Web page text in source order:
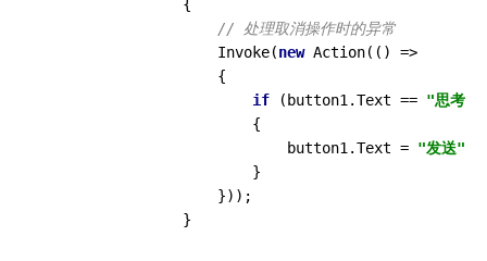
                {
// 处理取消操作时的异常
                    Invoke(
new Action(() =>
                    {
if (button1.Text == "思考
                        {
                            button1.Text =
"发送"
                        }
                    }));
                }